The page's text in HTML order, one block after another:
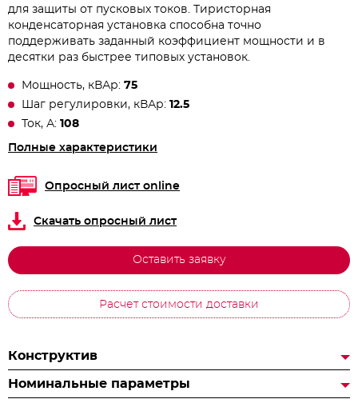
для защиты от пусковых токов. Тиристорная
конденсаторная установка способна точно
поддерживать заданный коэффициент мощности и в
десятки раз быстрее типовых установок.
Мощность, кВАр: 75
Шаг регулировки, кВАр: 12.5
Ток, А: 108
Полные характеристики
Опросный лист online
Скачать опросный лист
Оставить заявку
Расчет стоимости доставки
Конструктив
Номинальные параметры